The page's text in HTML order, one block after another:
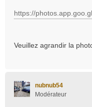
https://
Veuillez agrandir la
nubnub54
Modérateur